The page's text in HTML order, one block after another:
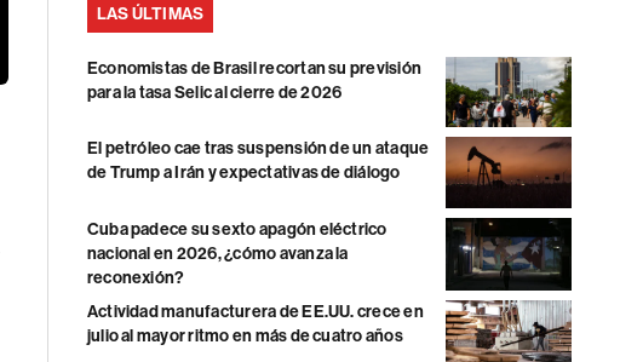
LAS ÚLTIMAS
Economistas de Brasil recortan su previsión
para la tasa Selic al cierre de 2026
El petróleo cae tras suspensión de un ataque
de Trump a Irán y expectativas de diálogo
Cuba padece su sexto apagón eléctrico
nacional en 2026, ¿cómo avanza la
reconexión?
Actividad manufacturera de EE.UU. crece en
julio al mayor ritmo en más de cuatro años